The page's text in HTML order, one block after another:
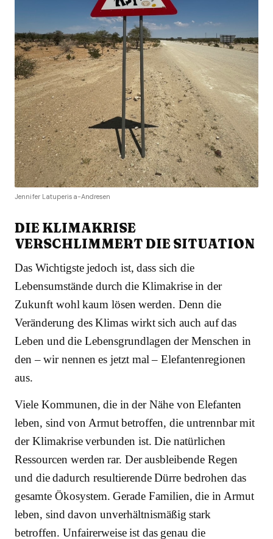
Jennifer Latuperisa-Andresen
DIE KLIMAKRISE
VERSCHLIMMERT DIE SITUATION
Das Wichtigste jedoch ist, dass sich die
Lebensumstände durch die Klimakrise in der
Zukunft wohl kaum lösen werden. Denn die
Veränderung des Klimas wirkt sich auch auf das
Leben und die Lebensgrundlagen der Menschen in
den – wir nennen es jetzt mal – Elefantenregionen
aus.
Viele Kommunen, die in der Nähe von Elefanten
leben, sind von Armut betroffen, die untrennbar mit
der Klimakrise verbunden ist. Die natürlichen
Ressourcen werden rar. Der ausbleibende Regen
und die dadurch resultierende Dürre bedrohen das
gesamte Ökosystem. Gerade Familien, die in Armut
leben, sind davon unverhältnismäßig stark
betroffen. Unfairerweise ist das genau die